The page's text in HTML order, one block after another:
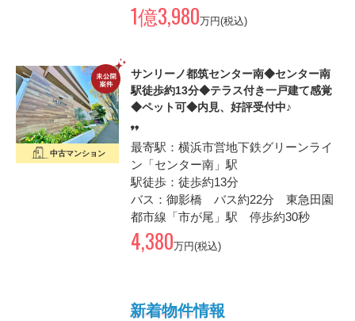
1億3,980万円(税込)
中古マンション
サンリーノ都筑センター南◆センター南
駅徒歩約13分◆テラス付き一戸建て感覚
◆ペット可◆内見、好評受付中♪
最寄駅：横浜市営地下鉄グリーンライ
ン「センター南」駅
駅徒歩：徒歩約13分
バス：御影橋 バス約22分 東急田園
都市線「市が尾」駅 停歩約30秒
4,380万円(税込)
新着物件情報